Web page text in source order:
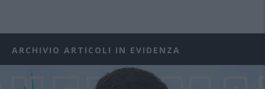
ARCHIVIO ARTICOLI IN EVIDENZA